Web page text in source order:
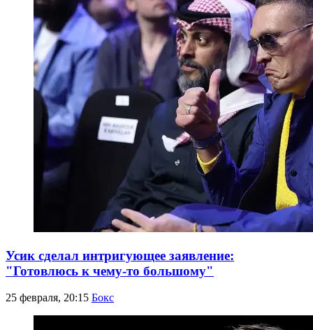
Усик сделал интригующее заявление:
"Готовлюсь к чему-то большому"
25 февраля, 20:15 Бокс